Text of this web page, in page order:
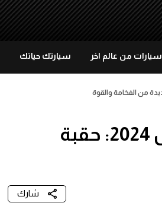
سيارات من عالم اخر سيارتك حياتك
مرسيدس-إيه إم جي S63 E بيرفورمانس 2024: حقبة
شارك